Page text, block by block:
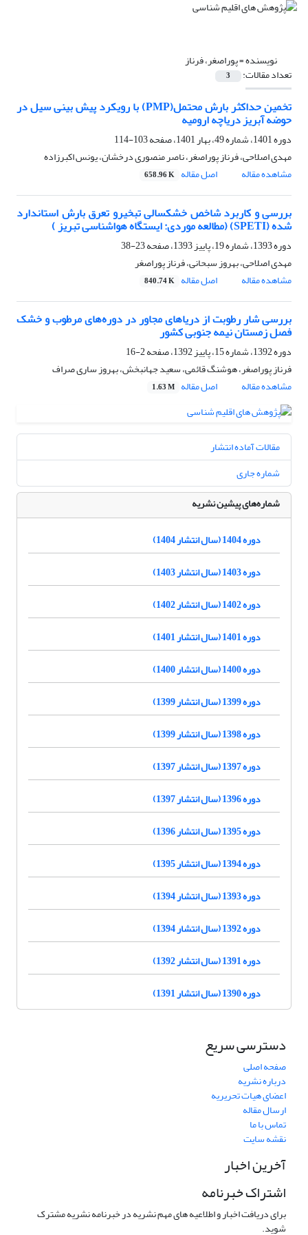
نویسنده =پوراصغر، فرناز
تعداد مقالات: 3
تخمین حداکثر بارش محتمل(PMP) با رویکرد پیش بینی سیل در
حوضه آبریز دریاچه ارومیه
دوره 1401، شماره 49، بهار 1401، صفحه
103-114
مهدی اصلاحی، فرناز پوراصغر، ناصر منصوری درخشان، یونس اکبرزاده
مشاهده مقاله
اصل مقاله 658.96 K
بررسی و کاربرد شاخص خشکسالی تبخیرو تعرق بارش استاندارد
شده (SPETI) (مطالعه موردی: ایستگاه هواشناسی تبریز )
دوره 1393، شماره 19، پاییز 1393، صفحه
23-38
مهدی اصلاحی، بهروز سبحانی، فرناز پوراصغر
مشاهده مقاله
اصل مقاله 840.74 K
بررسی شار رطوبت از دریاهای مجاور در دوره‌های مرطوب و خشک
فصل زمستان نیمه جنوبی کشور
دوره 1392، شماره 15، پاییز 1392، صفحه
2-16
فرناز پوراصغر، هوشنگ قائمی، سعید جهانبخش، بهروز ساری صراف
مشاهده مقاله
اصل مقاله 1.63 M
مقالات آماده انتشار
شماره جاری
شماره‌های پیشین نشریه
دوره 1404 (سال انتشار 1404)
دوره 1403 (سال انتشار 1403)
دوره 1402 (سال انتشار 1402)
دوره 1401 (سال انتشار 1401)
دوره 1400 (سال انتشار 1400)
دوره 1399 (سال انتشار 1399)
دوره 1398 (سال انتشار 1399)
دوره 1397 (سال انتشار 1397)
دوره 1396 (سال انتشار 1397)
دوره 1395 (سال انتشار 1396)
دوره 1394 (سال انتشار 1395)
دوره 1393 (سال انتشار 1394)
دوره 1392 (سال انتشار 1394)
دوره 1391 (سال انتشار 1392)
دوره 1390 (سال انتشار 1391)
دسترسی سریع
صفحه اصلی
درباره نشریه
اعضای هیات تحریریه
ارسال مقاله
تماس با ما
نقشه سایت
آخرین اخبار
اشتراک خبرنامه
برای دریافت اخبار و اطلاعیه های مهم نشریه در خبرنامه نشریه مشترک
شوید.